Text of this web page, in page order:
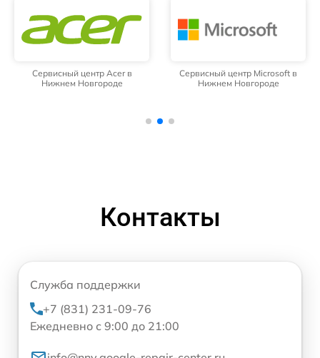
Сервисный центр Acer в
Нижнем Новгороде
Сервисный центр Microsoft в
Нижнем Новгороде
Контакты
Служба поддержки
+7 (831) 231-09-76
Ежедневно с 9:00 до 21:00